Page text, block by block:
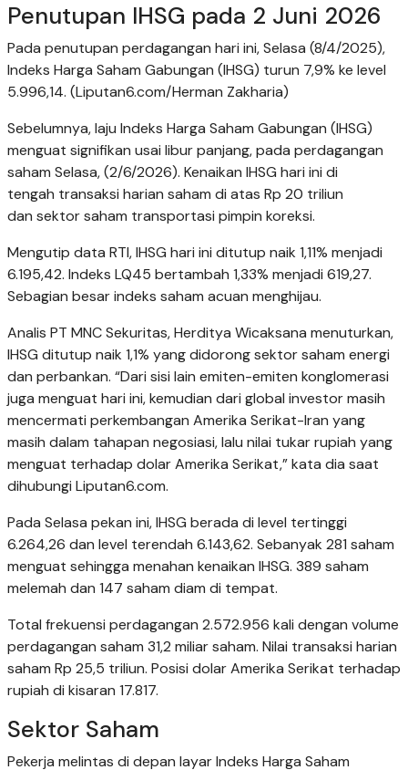
Penutupan IHSG pada 2 Juni 2026
Pada penutupan perdagangan hari ini, Selasa (8/4/2025),
Indeks Harga Saham Gabungan (IHSG) turun 7,9% ke level
5.996,14. (Liputan6.com/Herman Zakharia)
Sebelumnya, laju Indeks Harga Saham Gabungan (IHSG)
menguat signifikan usai libur panjang, pada perdagangan
saham Selasa, (2/6/2026). Kenaikan IHSG hari ini di
tengah transaksi harian saham di atas Rp 20 triliun
dan sektor saham transportasi pimpin koreksi.
Mengutip data RTI, IHSG hari ini ditutup naik 1,11% menjadi
6.195,42. Indeks LQ45 bertambah 1,33% menjadi 619,27.
Sebagian besar indeks saham acuan menghijau.
Analis PT MNC Sekuritas, Herditya Wicaksana menuturkan,
IHSG ditutup naik 1,1% yang didorong sektor saham energi
dan perbankan. “Dari sisi lain emiten-emiten konglomerasi
juga menguat hari ini, kemudian dari global investor masih
mencermati perkembangan Amerika Serikat-Iran yang
masih dalam tahapan negosiasi, lalu nilai tukar rupiah yang
menguat terhadap dolar Amerika Serikat,” kata dia saat
dihubungi Liputan6.com.
Pada Selasa pekan ini, IHSG berada di level tertinggi
6.264,26 dan level terendah 6.143,62. Sebanyak 281 saham
menguat sehingga menahan kenaikan IHSG. 389 saham
melemah dan 147 saham diam di tempat.
Total frekuensi perdagangan 2.572.956 kali dengan volume
perdagangan saham 31,2 miliar saham. Nilai transaksi harian
saham Rp 25,5 triliun. Posisi dolar Amerika Serikat terhadap
rupiah di kisaran 17.817.
Sektor Saham
Pekerja melintas di depan layar Indeks Harga Saham